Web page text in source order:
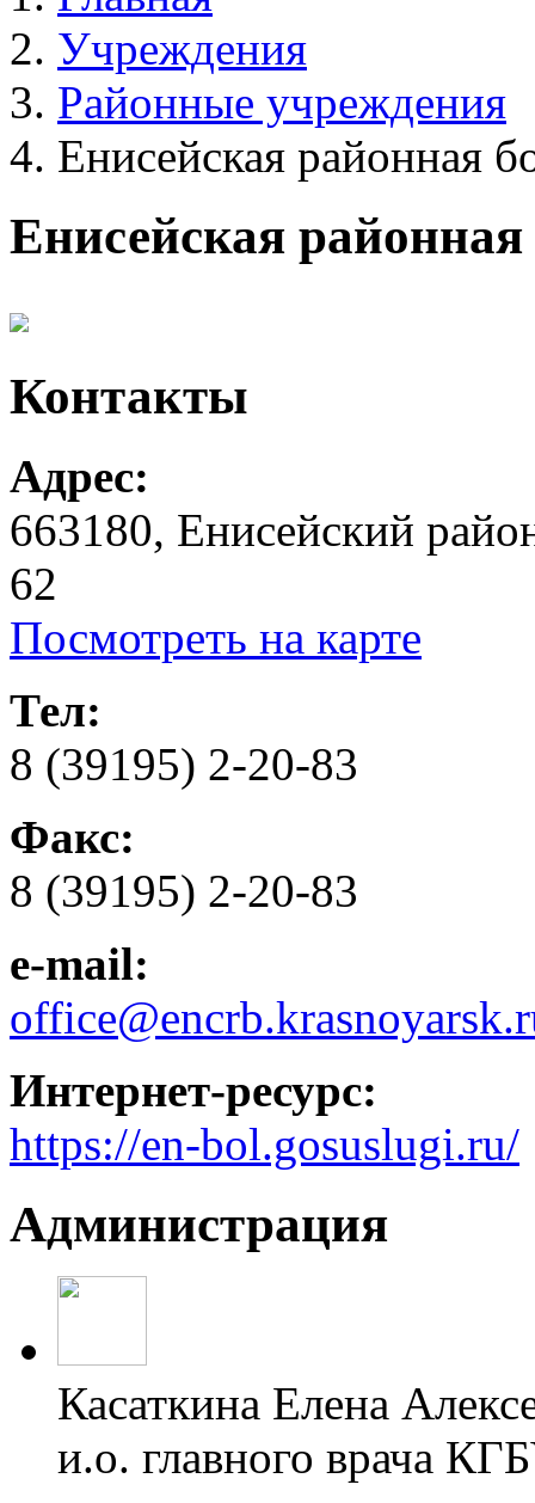
Учреждения
Районные учреждения
Енисейская районная
Енисейская
Контакты
Адрес:
663180, Енисейский
62
Посмотреть на карте
Тел:
8 (39195) 2-20-83
Факс:
8 (39195) 2-20-83
e-mail:
Интернет-ресурс:
https://en-bol.gosuslugi.ru/
Администрация
Касаткина Елена
и.о. главного врача